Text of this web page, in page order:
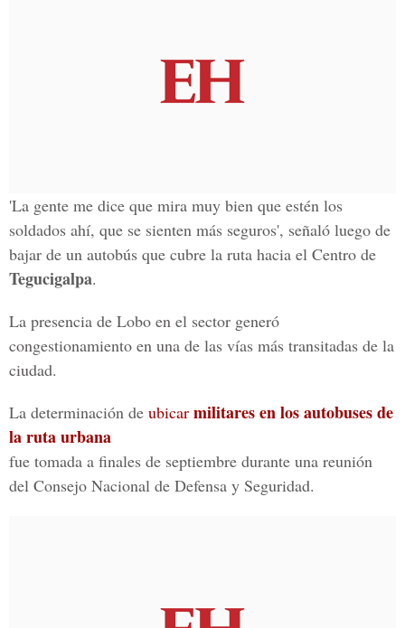
'La gente me dice que mira muy bien que estén los
soldados ahí, que se sienten más seguros', señaló luego de
bajar de un autobús que cubre la ruta hacia el Centro de
Tegucigalpa.
La presencia de Lobo en el sector generó
congestionamiento en una de las vías más transitadas de la
ciudad.
La determinación de ubicar militares en los autobuses de
la ruta urbana
fue tomada a finales de septiembre durante una reunión
del Consejo Nacional de Defensa y Seguridad.